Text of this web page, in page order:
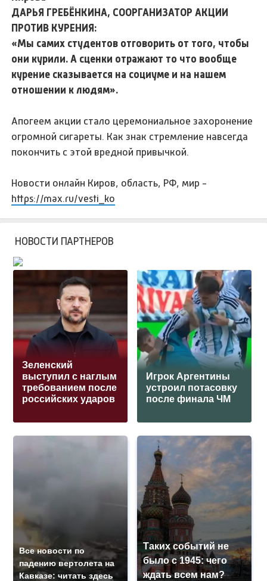
ДАРЬЯ ГРЕБЁНКИНА, СООРГАНИЗАТОР АКЦИИ
ПРОТИВ КУРЕНИЯ:
«Мы самих студентов отговорить от того, чтобы
они курили. А сценки отражают то что вообще
курение сказывается на социуме и на нашем
отношении к людям».
Апогеем акции стало церемониальное захоронение
огромной сигареты. Как знак стремление навсегда
покончить с этой вредной привычкой.
Новости онлайн Киров, область, РФ, мир -
https://max.ru/vesti_ko
НОВОСТИ ПАРТНЕРОВ
Зеленский
выступил с наглым
требованием после
российских ударов
Игрок Аргентины
устроил потасовку
после финала ЧМ
Все новости по
падению вертолета на
Кавказе: читать здесь
Таких событий не
было с 1945: чего
ждать всем нам?